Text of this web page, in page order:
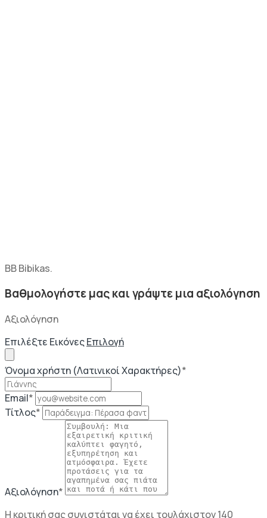
BB Bibikas.
Βαθμολογήστε μας και γράψτε μια αξιολόγηση
Αξιολόγηση
Επιλέξτε ΕικόνεςΕπιλογή
Όνομα χρήστη (Λατινικοί Χαρακτήρες)*
Email*
Τίτλος*
Αξιολόγηση*
Η κριτική σας συνιστάται να έχει τουλάχιστον 140